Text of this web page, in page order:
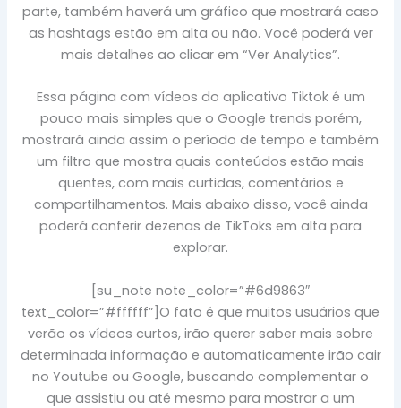
parte, também haverá um gráfico que mostrará caso
as hashtags estão em alta ou não. Você poderá ver
mais detalhes ao clicar em “Ver Analytics”.
Essa página com vídeos do aplicativo Tiktok é um
pouco mais simples que o Google trends porém,
mostrará ainda assim o período de tempo e também
um filtro que mostra quais conteúdos estão mais
quentes, com mais curtidas, comentários e
compartilhamentos. Mais abaixo disso, você ainda
poderá conferir dezenas de TikToks em alta para
explorar.
[su_note note_color=”#6d9863″
text_color=”#ffffff”]O fato é que muitos usuários que
verão os vídeos curtos, irão querer saber mais sobre
determinada informação e automaticamente irão cair
no Youtube ou Google, buscando complementar o
que assistiu ou até mesmo para mostrar a um